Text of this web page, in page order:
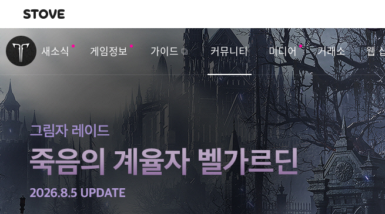
내비게이션
새소식 게임정보 가이드 커뮤니티 미디어 거래소 웹
벤
트
&
업
데
이
트